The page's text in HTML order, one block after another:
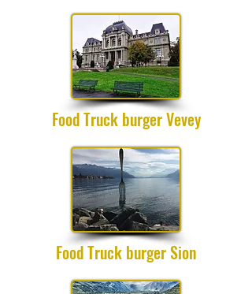
Food Truck burger Vevey
Food Truck burger Sion